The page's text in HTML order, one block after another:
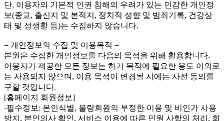
단, 이용자의 기본적 인권 침해의 우려가 있는 민감한 개인정
보(종교, 출신지 및 본적지, 정치적 성향 및 범죄기록, 건강상
태 및 성생활 등)는 수집하지 않습니다.
= 개인정보의 수집 및 이용목적 =
본원은 수집한 개인정보를 다음의 목적을 위해 활용합니다.
이용자가 제공한 모든 정보는 하기 목적에 필요한 용도 이외로
는 사용되지 않으며, 이용 목적이 변경될 시에는 사전 동의를
구할 것입니다.
[홈페이지 회원정보]
-필수정보: 본인식별, 불량회원의 부정한 이용 및 비인가 사용
방지, 본인의사 확인, 서비스 이용에 따른 민원 사항의 처리, 회